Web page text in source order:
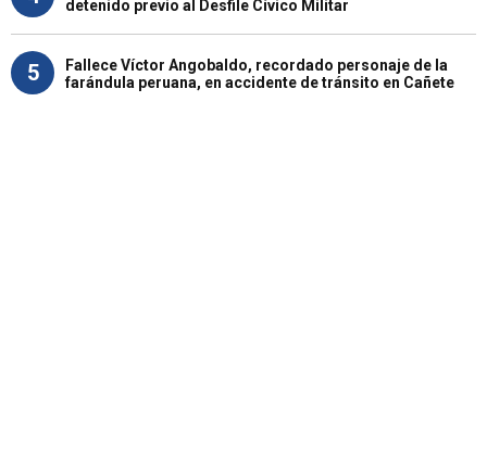
detenido previo al Desfile Cívico Militar
5
Fallece Víctor Angobaldo, recordado personaje de la
farándula peruana, en accidente de tránsito en Cañete